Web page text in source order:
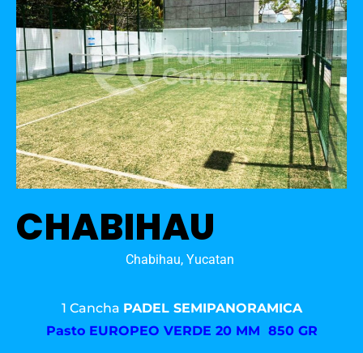
CHABIHAU
Chabihau, Yucatan
1 Cancha PADEL SEMIPANORAMICA
Pasto EUROPEO VERDE 20 MM 850 GR